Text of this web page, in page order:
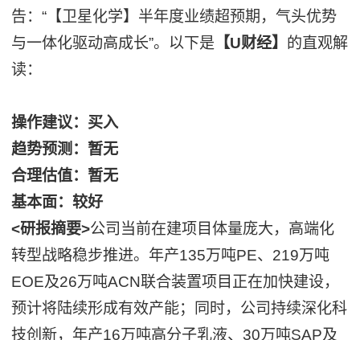
告：“【卫星化学】半年度业绩超预期，气头优势
与一体化驱动高成长”。以下是 【U财经】 的直观解
读：
操作建议：买入
趋势预测：暂无
合理估值：暂无
基本面：较好
<研报摘要>公司当前在建项目体量庞大，高端化
转型战略稳步推进。年产135万吨PE、219万吨
EOE及26万吨ACN联合装置项目正在加快建设，
预计将陆续形成有效产能；同时，公司持续深化科
技创新，年产16万吨高分子乳液、30万吨SAP及